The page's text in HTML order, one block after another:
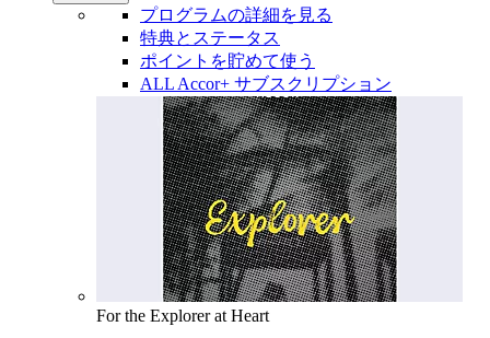
プログラムの詳細を見る
特典とステータス
ポイントを貯めて使う
ALL Accor+ サブスクリプション
For the Explorer at Heart